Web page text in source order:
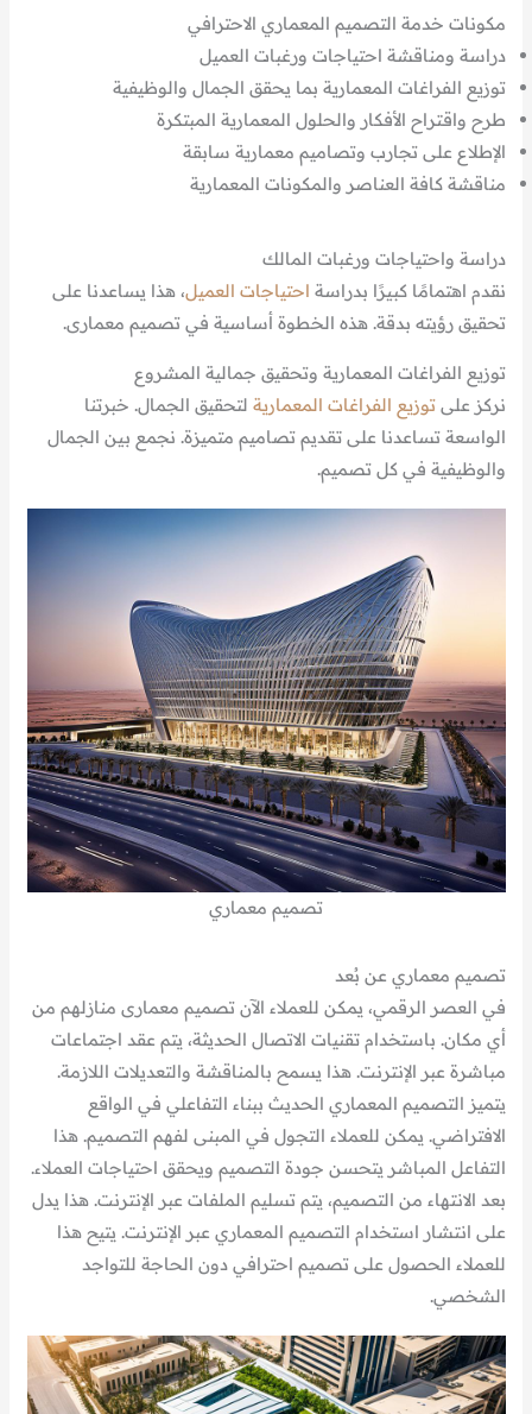
مكونات خدمة التصميم المعماري الاحترافي
دراسة ومناقشة احتياجات ورغبات العميل
توزيع الفراغات المعمارية بما يحقق الجمال والوظيفية
طرح واقتراح الأفكار والحلول المعمارية المبتكرة
الإطلاع على تجارب وتصاميم معمارية سابقة
مناقشة كافة العناصر والمكونات المعمارية
دراسة واحتياجات ورغبات المالك
نقدم اهتمامًا كبيرًا بدراسة احتياجات العميل، هذا يساعدنا على
تحقيق رؤيته بدقة. هذه الخطوة أساسية في تصميم معمارى.
توزيع الفراغات المعمارية وتحقيق جمالية المشروع
نركز علىتوزيع الفراغات المعمارية لتحقيق الجمال. خبرتنا
الواسعة تساعدنا على تقديم تصاميم متميزة. نجمع بين الجمال
والوظيفية في كل تصميم.
تصميم معماري
تصميم معماري عن بُعد
في العصر الرقمي، يمكن للعملاء الآن تصميم معمارى منازلهم من
أي مكان. باستخدام تقنيات الاتصال الحديثة، يتم عقد اجتماعات
مباشرة عبر الإنترنت. هذا يسمح بالمناقشة والتعديلات اللازمة.
يتميز التصميم المعماري الحديث ببناء التفاعلي في الواقع
الافتراضي. يمكن للعملاء التجول في المبنى لفهم التصميم. هذا
التفاعل المباشر يتحسن جودة التصميم ويحقق احتياجات العملاء.
بعد الانتهاء من التصميم، يتم تسليم الملفات عبر الإنترنت. هذا يدل
على انتشار استخدام التصميم المعماري عبر الإنترنت. يتيح هذا
للعملاء الحصول على تصميم احترافي دون الحاجة للتواجد
الشخصي.